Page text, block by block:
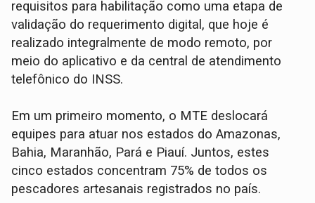
requisitos para habilitação como uma etapa de
validação do requerimento digital, que hoje é
realizado integralmente de modo remoto, por
meio do aplicativo e da central de atendimento
telefônico do INSS.
Em um primeiro momento, o MTE deslocará
equipes para atuar nos estados do Amazonas,
Bahia, Maranhão, Pará e Piauí. Juntos, estes
cinco estados concentram 75% de todos os
pescadores artesanais registrados no país.